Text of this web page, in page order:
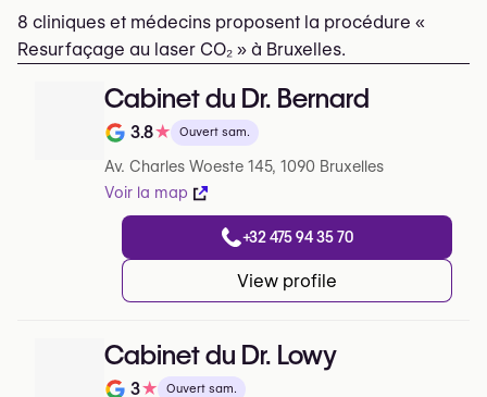
8 cliniques et médecins proposent la procédure «
Resurfaçage au laser CO₂ » à Bruxelles.
Cabinet du Dr. Bernard
Note de sur 5 sur Google
3.8★ Ouvert sam.
Av. Charles Woeste 145, 1090 Bruxelles
Voir la map
+32 475 94 35 70
View profile
Cabinet du Dr. Lowy
3★ Ouvert sam.